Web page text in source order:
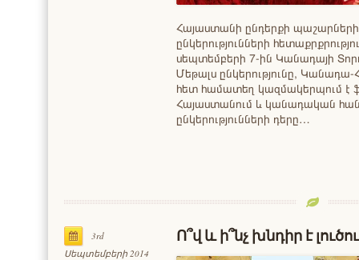
Հայաստանի ընդերքի
ընկերությունների
սեպտեմբերի 7-ին Կանադայի
Մեթալս ընկերությունը,
հետ համատեղ կազմակերպում է
Հայաստանում և կանադական
ընկերությունների դերը…
3rd
Սեպտեմբերի 2014
Ո՞վ և ի՞նչ խնդիր է